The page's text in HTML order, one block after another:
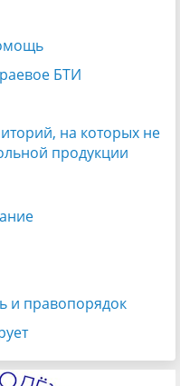
БТИ
на которых не
продукции
и правопорядок